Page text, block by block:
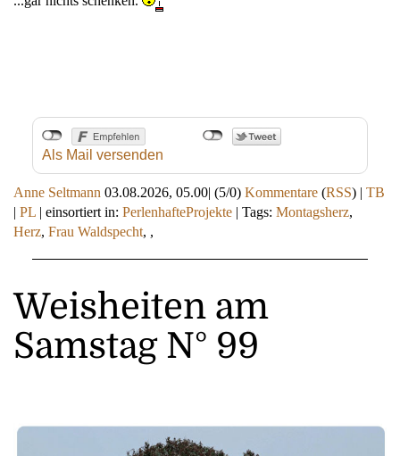
Als Mail versenden
Anne Seltmann 03.08.2026, 05.00| (5/0) Kommentare (RSS) | TB
| PL | einsortiert in: PerlenhafteProjekte | Tags: Montagsherz,
Herz, Frau Waldspecht, ,
Weisheiten am
Samstag N° 99